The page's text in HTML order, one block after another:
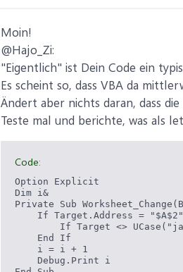
Moin!
@Hajo_Zi:
"Eigentlich" ist Dein Code ein
Es scheint so, dass VBA da
Ändert aber nichts daran, dass
Teste mal und berichte, was als
Code:
Option Explicit
Dim i&
Private Sub
If Target.Address =
If Target <>
    End If
    i = i + 1
    Debug.Print i